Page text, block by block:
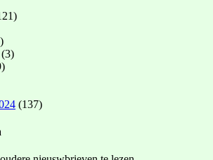
(3)
(137)